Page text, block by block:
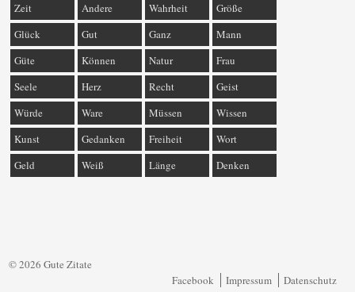
Zeit
Andere Wahrheit
Größe
Glück
Gut Ganz
Mann
Güte
Können Natur
Frau
Seele
Herz Recht
Geist
Würde
Ware Müssen
Wissen
Kunst
Gedanken Freiheit
Wort
Geld
Weiß Länge Denken
© 2026 Gute Zitate
Facebook
Impressum Datenschutz